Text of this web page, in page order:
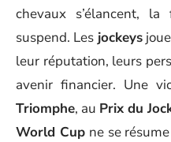
chevaux s’élancent,
suspend. Les jockeys
leur réputation, leurs
avenir financier. Une
Triomphe, au Prix du
World Cupne se